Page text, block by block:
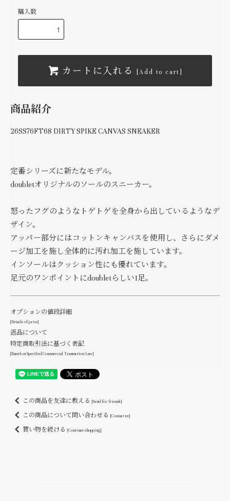
購入数
カートに入れる [Add to cart]
商品紹介
26SS76FT68 DIRTY SPIKE CANVAS SNEAKER
定番シリーズに新たなモデル。
doubletオリジナルのソールのスニーカー。
怒ったフグのようなトゲトゲを全身から出しているようなデ
ザイン。
アッパー部分にはコットンキャンバスを使用し、さらにダメ
ージ加工を施し全体的に汚れ加工を施しています。
インソールはクッション性にも優れています。
足元のワンポイントにdoubletらしい1足。
オプションの値段詳細
[Details of price]
返品について
特定商取引法に基づく表記
[Based on Specified Commercial Transaction Law]
この商品を友達に教える [Send for friends]
この商品について問い合わせる [Contact us]
買い物を続ける [Continue shopping]